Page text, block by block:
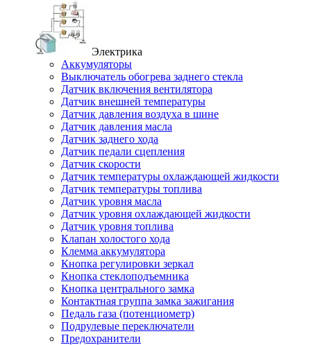
Электрика
Аккумуляторы
Выключатель обогрева заднего стекла
Датчик включения вентилятора
Датчик внешней температуры
Датчик давления воздуха в шине
Датчик давления масла
Датчик заднего хода
Датчик педали сцепления
Датчик скорости
Датчик температуры охлаждающей жидкости
Датчик температуры топлива
Датчик уровня масла
Датчик уровня охлаждающей жидкости
Датчик уровня топлива
Клапан холостого хода
Клемма аккумулятора
Кнопка регулировки зеркал
Кнопка стеклоподъемника
Кнопка центрального замка
Контактная группа замка зажигания
Педаль газа (потенциометр)
Подрулевые переключатели
Предохранители